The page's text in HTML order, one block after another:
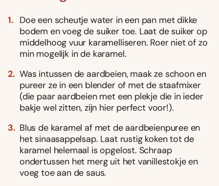
Doe een scheutje water in een pan met dikke
bodem en voeg de suiker toe. Laat de suiker op
middelhoog vuur karamelliseren. Roer niet of zo
min mogelĳk in de karamel.
Was intussen de aardbeien, maak ze schoon en
pureer ze in een blender of met de staafmixer
(die paar aardbeien met een plekje die in ieder
bakje wel zitten, zĳn hier perfect voor!).
Blus de karamel af met de aardbeienpuree en
het sinaasappelsap. Laat rustig koken tot de
karamel helemaal is opgelost. Schraap
ondertussen het merg uit het vanillestokje en
voeg toe aan de saus.